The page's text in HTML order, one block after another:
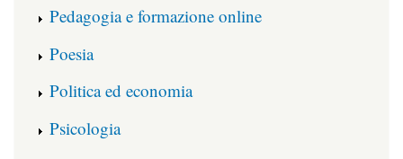
Pedagogia e formazione online
Poesia
Politica ed economia
Psicologia